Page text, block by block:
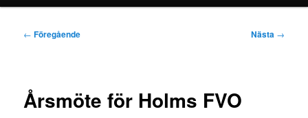
Inläggsnavigering
← Föregående Nästa →
Årsmöte för Holms FVO